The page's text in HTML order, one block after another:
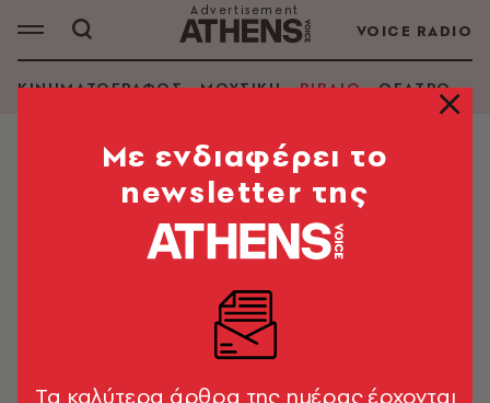
VOICE RADIO
ΚΙΝΗΜΑΤΟΓΡΑΦΟΣ ΜΟΥΣΙΚΗ ΒΙΒΛΙΟ ΘΕΑΤΡΟ -
TORIA HEGEDUS
ΑΝΑΖΗΤΗΣΗ ΒΙΒΛΙΟΥ
Mε ενδιαφέρει το
newsletter της
Tα καλύτερα άρθρα της ημέρας έρχονται